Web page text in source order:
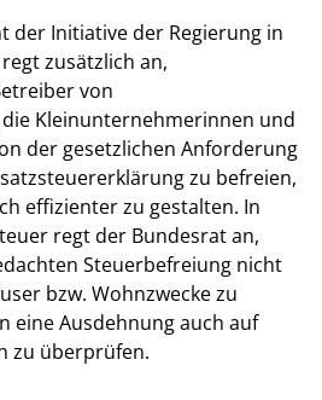
der Initiative der Regierung in
zusätzlich an,
von
Kleinunternehmerinnen und
der gesetzlichen Anforderung
zu befreien,
effizienter zu gestalten. In
regt der Bundesrat an,
Steuerbefreiung nicht
bzw. Wohnzwecke zu
eine Ausdehnung auch auf
zu überprüfen.